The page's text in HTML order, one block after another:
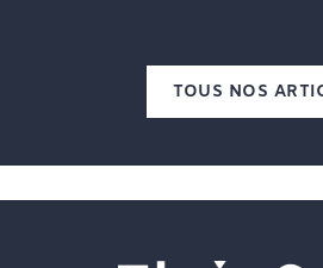
TOUS NOS